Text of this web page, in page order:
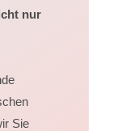
nur
Sie